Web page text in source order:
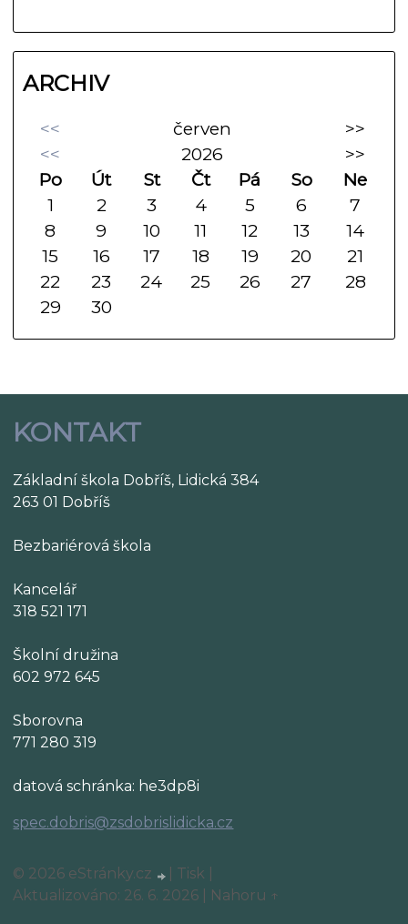
ARCHIV
<< červen
>>
<<
2026
>>
Po
Út St Čt Pá So
Ne
1
2 3 4 5 6
7
8
9 10 11 12 13
14
15
16 17 18 19 20
21
22
23 24 25 26 27
28
29
30
KONTAKT
Základní škola Dobříš, Lidická 384
263 01 Dobříš
Bezbariérová škola
Kancelář
318 521 171
Školní družina
602 972 645
Sborovna
771 280 319
datová schránka: he3dp8i
spec.dobris@zsdobrislidicka.cz
© 2026 eStránky.cz Tisk
Aktualizováno: 26. 6. 2026
Nahoru ↑